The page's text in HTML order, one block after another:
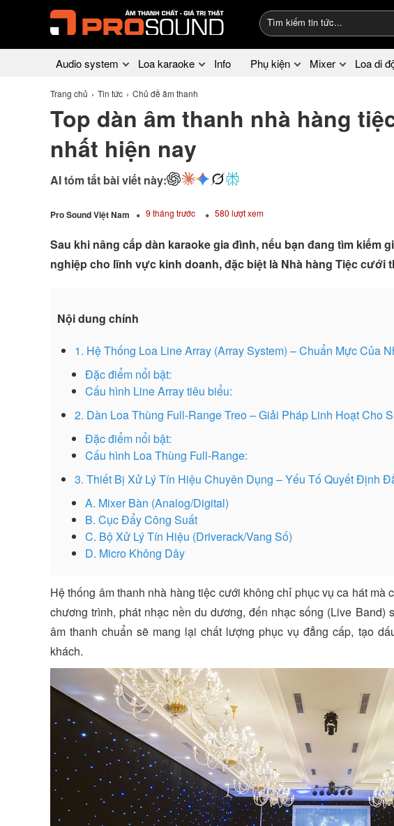
Audio system Loa karaoke Info Phụ kiện Mixer Loa di
Trang chủ Tin tức Chủ đề âm thanh
Top dàn âm thanh nhà hàng
nhất hiện nay
AI tóm tắt bài viết này:
Pro Sound Việt Nam 9 tháng trước 580 lượt xem
Sau khi nâng cấp dàn karaoke gia đình, nếu bạn đang tìm kiếm
nghiệp cho lĩnh vực kinh doanh, đặc biệt là Nhà hàng Tiệc cưới
Nội dung chính
1. Hệ Thống Loa Line Array (Array System) – Chuẩn Mực Của
Đặc điểm nổi bật:
Cấu hình Line Array tiêu biểu:
2. Dàn Loa Thùng Full-Range Treo – Giải Pháp Linh Hoạt Cho
Đặc điểm nổi bật:
Cấu hình Loa Thùng Full-Range:
3. Thiết Bị Xử Lý Tín Hiệu Chuyên Dụng – Yếu Tố Quyết Định
A. Mixer Bàn (Analog/Digital)
B. Cục Đẩy Công Suất
C. Bộ Xử Lý Tín Hiệu (Driverack/Vang Số)
D. Micro Không Dây
Hệ thống âm thanh nhà hàng tiệc cưới không chỉ phục vụ ca hát mà
chương trình, phát nhạc nền du dương, đến nhạc sống (Live Band)
âm thanh chuẩn sẽ mang lại chất lượng phục vụ đẳng cấp, tạo
khách.